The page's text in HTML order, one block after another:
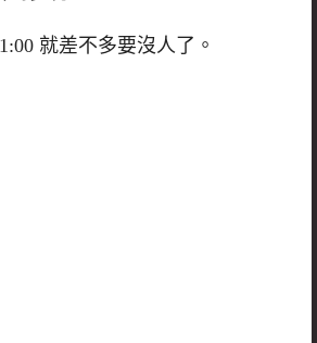
就差不多要沒人了。